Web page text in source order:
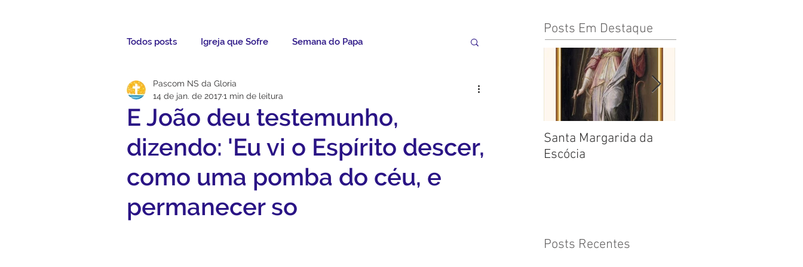
Todos posts Igreja que Sofre Semana do Papa
Mensagem da Semana
Santos da Semana Notícias Artigos Avisos da Paróquia
Párocos Pároco Atual Homilias Paróquia Padroeira
E João deu testemunho,
dizendo: 'Eu vi o Espírito descer,
como uma pomba do céu, e
permanecer so
Pascom NS da Gloria
14 de jan. de 20171 min de leitura
Posts Em Destaque
Santa Margarida da
Escócia
Posts Recentes